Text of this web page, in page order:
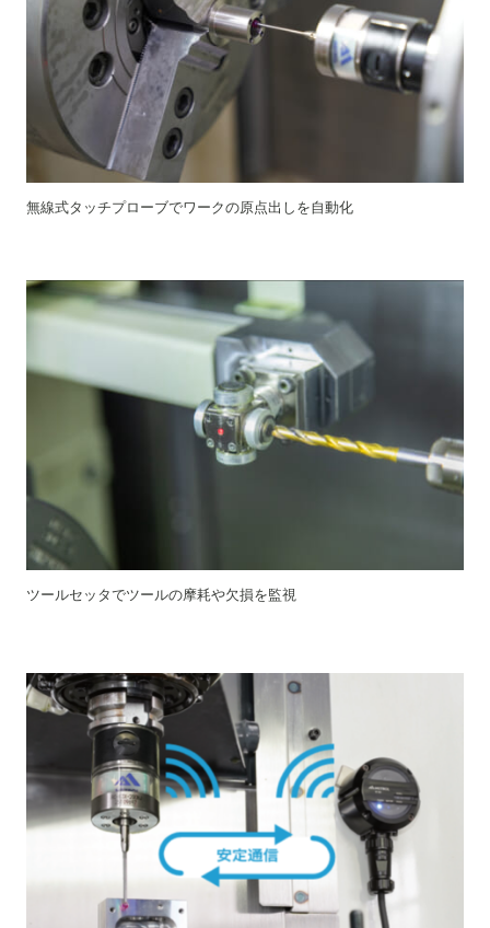
無線式タッチプローブでワークの原点出しを自動化
ツールセッタでツールの摩耗や欠損を監視